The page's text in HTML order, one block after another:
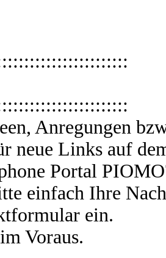
Anregungen
neue Links auf
Portal
einfach Ihre
ein.
Voraus.